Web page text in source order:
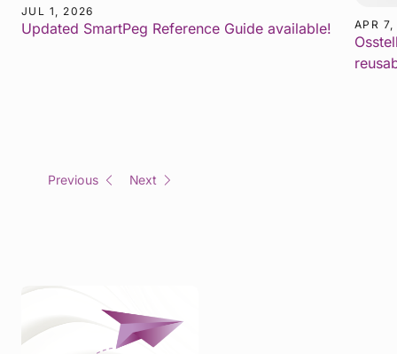
JUL 1, 2026
Updated SmartPeg Reference Guide available! APR
Previous Next